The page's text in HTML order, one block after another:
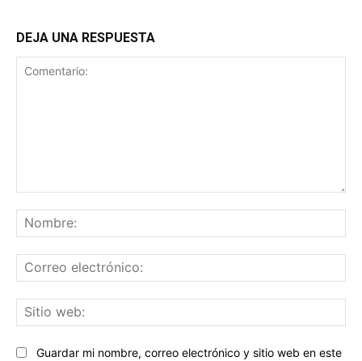
DEJA UNA RESPUESTA
Guardar mi nombre, correo electrónico y sitio web en este